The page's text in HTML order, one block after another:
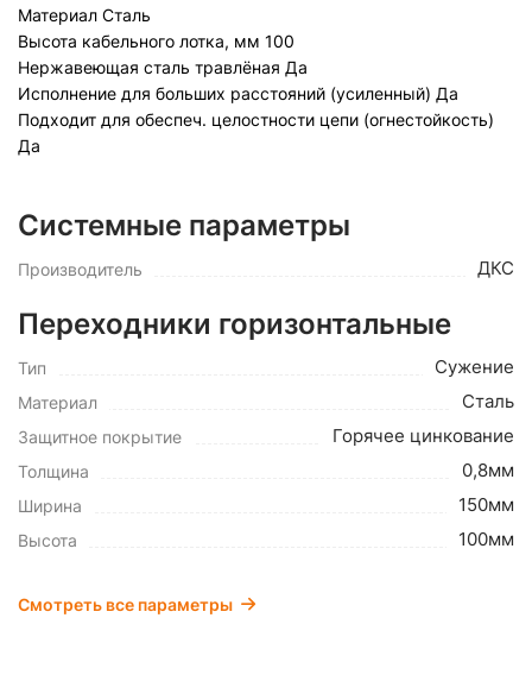
Материал Сталь
Высота кабельного лотка, мм 100
Нержавеющая сталь травлёная Да
Исполнение для больших расстояний (усиленный) Да
Подходит для обеспеч. целостности цепи (огнестойкость)
Да
Системные параметры
Производитель ДКС
Переходники горизонтальные
Тип Сужение
Материал Сталь
Защитное покрытие Горячее цинкование
Толщина 0,8мм
Ширина 150мм
Высота 100мм
Смотреть все параметры